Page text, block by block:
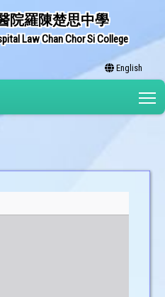
院羅陳楚思中學
Law Chan Chor Si College
English